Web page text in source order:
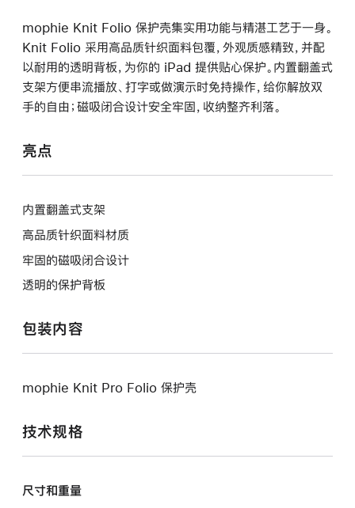
mophie Knit Folio 保护壳集实用功能与精湛工艺于一身。
Knit Folio 采用高品质针织面料包覆，外观质感精致，并配
以耐用的透明背板，为你的 iPad 提供贴心保护。内置翻盖式
支架方便串流播放、打字或做演示时免持操作，给你解放双
手的自由；磁吸闭合设计安全牢固，收纳整齐利落。
亮点
内置翻盖式支架
高品质针织面料材质
牢固的磁吸闭合设计
透明的保护背板
包装内容
mophie Knit Pro Folio 保护壳
技术规格
尺寸和重量